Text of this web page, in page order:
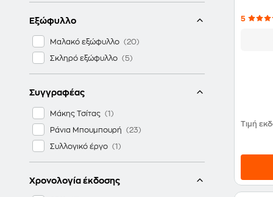
Εξώφυλλο
Μαλακό εξώφυλλο
Σκληρό εξώφυλλο
Συγγραφέας
Μάκης Τσίτας
Ράνια Μπουμπουρή
Συλλογικό έργο
Χρονολογία έκδοσης
5
Τιμή